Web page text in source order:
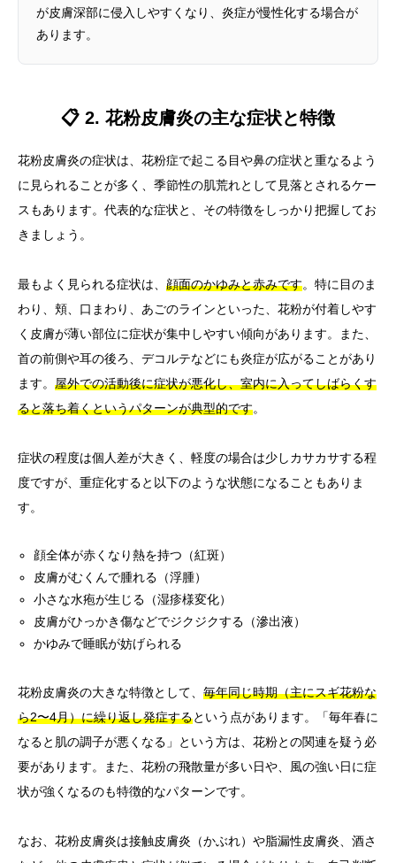
が皮膚深部に侵入しやすくなり、炎症が慢性化する場合が
あります。
📋 2. 花粉皮膚炎の主な症状と特徴
花粉皮膚炎の症状は、花粉症で起こる目や鼻の症状と重なるよう
に見られることが多く、季節性の肌荒れとして見落とされるケー
スもあります。代表的な症状と、その特徴をしっかり把握してお
きましょう。
最もよく見られる症状は、 顔面のかゆみと赤みです。特に目のま
わり、頬、口まわり、あごのラインといった、花粉が付着しやす
く皮膚が薄い部位に症状が集中しやすい傾向があります。また、
首の前側や耳の後ろ、デコルテなどにも炎症が広がることがあり
ます。 屋外での活動後に症状が悪化し、室内に入ってしばらくす
ると落ち着くというパターンが典型的です。
症状の程度は個人差が大きく、軽度の場合は少しカサカサする程
度ですが、重症化すると以下のような状態になることもありま
す。
顔全体が赤くなり熱を持つ（紅斑）
皮膚がむくんで腫れる（浮腫）
小さな水疱が生じる（湿疹様変化）
皮膚がひっかき傷などでジクジクする（滲出液）
かゆみで睡眠が妨げられる
花粉皮膚炎の大きな特徴として、 毎年同じ時期（主にスギ花粉な
ら2〜4月）に繰り返し発症するという点があります。「毎年春に
なると肌の調子が悪くなる」という方は、花粉との関連を疑う必
要があります。また、花粉の飛散量が多い日や、風の強い日に症
状が強くなるのも特徴的なパターンです。
なお、花粉皮膚炎は接触皮膚炎（かぶれ）や脂漏性皮膚炎、酒さ